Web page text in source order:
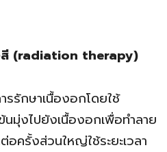
(radiation therapy)
กษาเนื้องอกโดยใช้
มุ่งไปยังเนื้องอกเพื่อทำลาย
อครั้งส่วนใหญ่ใช้ระยะเวลา